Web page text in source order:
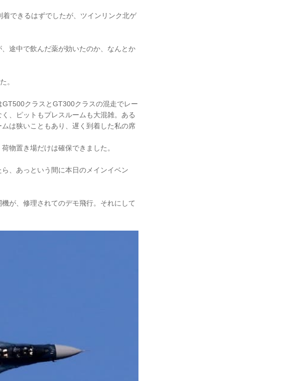
できるはずでしたが、ツインリンク北ゲ
途中で飲んだ薬が効いたのか、なんとか
。
クラスとGT300クラスの混走でレー
、ピットもプレスルームも大混雑。ある
は狭いこともあり、遅く到着した私の席
物置き場だけは確保できました。
、あっという間に本日のメインイベン
が、修理されてのデモ飛行。それにして